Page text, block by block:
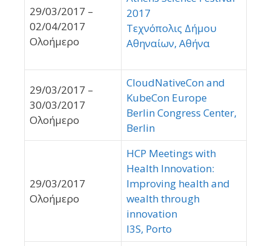
29/03/2017 –
02/04/2017
Ολοήμερο
2017
Τεχνόπολις Δήμου
Αθηναίων, Αθήνα
29/03/2017 –
30/03/2017
Ολοήμερο
CloudNativeCon and
KubeCon Europe
Berlin Congress Center,
Berlin
29/03/2017
Ολοήμερο
HCP Meetings with
Health Innovation:
Improving health and
wealth through
innovation
I3S, Porto